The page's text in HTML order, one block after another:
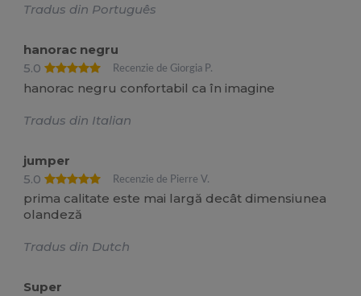
Tradus din Português
hanorac negru
5.0
Recenzie de Giorgia P.
hanorac negru confortabil ca în imagine
Tradus din Italian
jumper
5.0
Recenzie de Pierre V.
prima calitate este mai largă decât dimensiunea
olandeză
Tradus din Dutch
Super